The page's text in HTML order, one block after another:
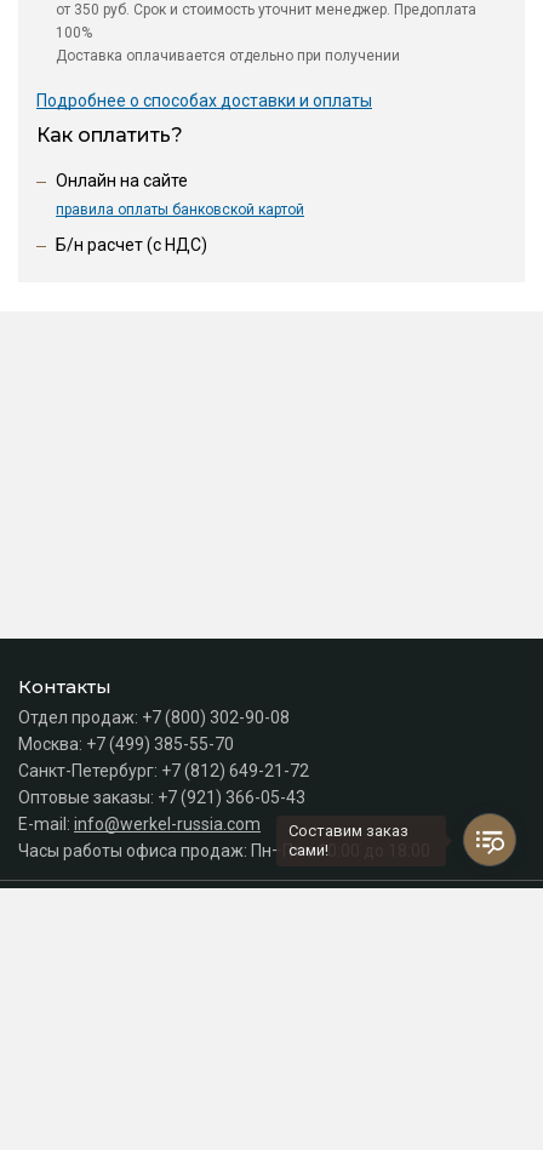
от 350 руб. Срок и стоимость уточнит менеджер. Предоплата
100%
Доставка оплачивается отдельно при получении
Подробнее о способах доставки и оплаты
Как оплатить?
Онлайн на сайте
правила оплаты банковской картой
Б/н расчет (c НДС)
Контакты
Отдел продаж: +7 (800) 302-90-08
Москва: +7 (499) 385-55-70
Санкт-Петербург: +7 (812) 649-21-72
Оптовые заказы: +7 (921) 366-05-43
E-mail: info@werkel-russia.com
Часы работы офиса продаж: Пн–Пт с 10:00 до 18:00
Составим заказ
сами!